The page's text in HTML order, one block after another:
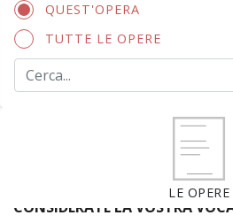
QUEST'OPERA
TUTTE LE OPERE
LE OPERE
CONSIDERATE LA VOSTRA